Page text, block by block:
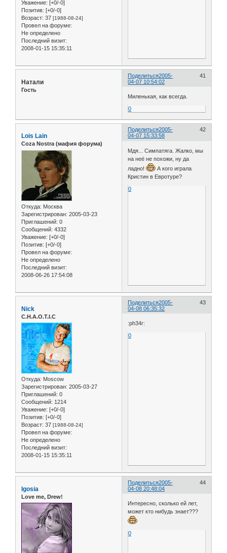
Уважение: [+0/-0]
Позитив: [+0/-0]
Возраст: 37 [1988-08-24]
Провел на форуме:
Не определено
Последний визит:
2008-01-15 15:35:11
Поделиться 41
2005-
04-07 10:54:02
Натали
Гость
Миленькая, как всегда.
0
Поделиться 42
2005-
04-07 15:33:58
Lois Lain
Coza Nostra (мафия форума)
Откуда: Москва
Зарегистрирован: 2005-03-23
Приглашений: 0
Сообщений: 4332
Уважение: [+0/-0]
Позитив: [+0/-0]
Провел на форуме:
Не определено
Последний визит:
2008-06-26 17:54:08
Мдя... Симпатяга. Жалко, мы
на неё не похожи, ну да
ладно!
А кого играла
Кристин в Евротуре?
0
Поделиться 43
2005-
04-08 06:35:32
Nick
C.H.A.O.T.I.C
Откуда: Moscow
Зарегистрирован: 2005-03-27
Приглашений: 0
Сообщений: 1214
Уважение: [+0/-0]
Позитив: [+0/-0]
Возраст: 37 [1988-08-24]
Провел на форуме:
Не определено
Последний визит:
2008-01-15 15:35:11
:ph34r:
0
Поделиться 44
2005-
04-08 20:48:04
Igosia
Love me, Drew!
Интересно, сколько ей лет,
может кто нибудь знает???
0